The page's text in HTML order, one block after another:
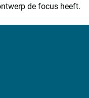
de focus heeft.